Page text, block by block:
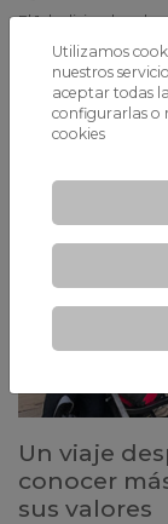
El 1 de diciembre,
Edición del
la organización
Un viaje
conocer
sus valores
Utilizamos
nuestros
aceptar todas
configurarlas o
cookies